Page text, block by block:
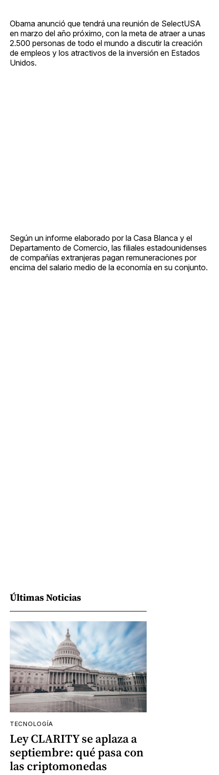
Obama anunció que tendrá una reunión de SelectUSA
en marzo del año próximo, con la meta de atraer a unas
2.500 personas de todo el mundo a discutir la creación
de empleos y los atractivos de la inversión en Estados
Unidos.
Según un informe elaborado por la Casa Blanca y el
Departamento de Comercio, las filiales estadounidenses
de compañías extranjeras pagan remuneraciones por
encima del salario medio de la economía en su conjunto.
Últimas Noticias
TECNOLOGÍA
Ley CLARITY se aplaza a
septiembre: qué pasa con
las criptomonedas